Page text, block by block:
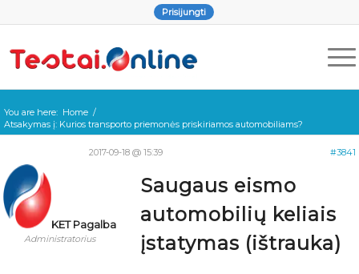
Prisijungti
You are here: Home /
Atsakymas į: Kurios transporto priemonės priskiriamos automobiliams?
2017-09-18 @ 15:39 #3841
KET Pagalba
Administratorius
Saugaus eismo
automobilių keliais
įstatymas (ištrauka)